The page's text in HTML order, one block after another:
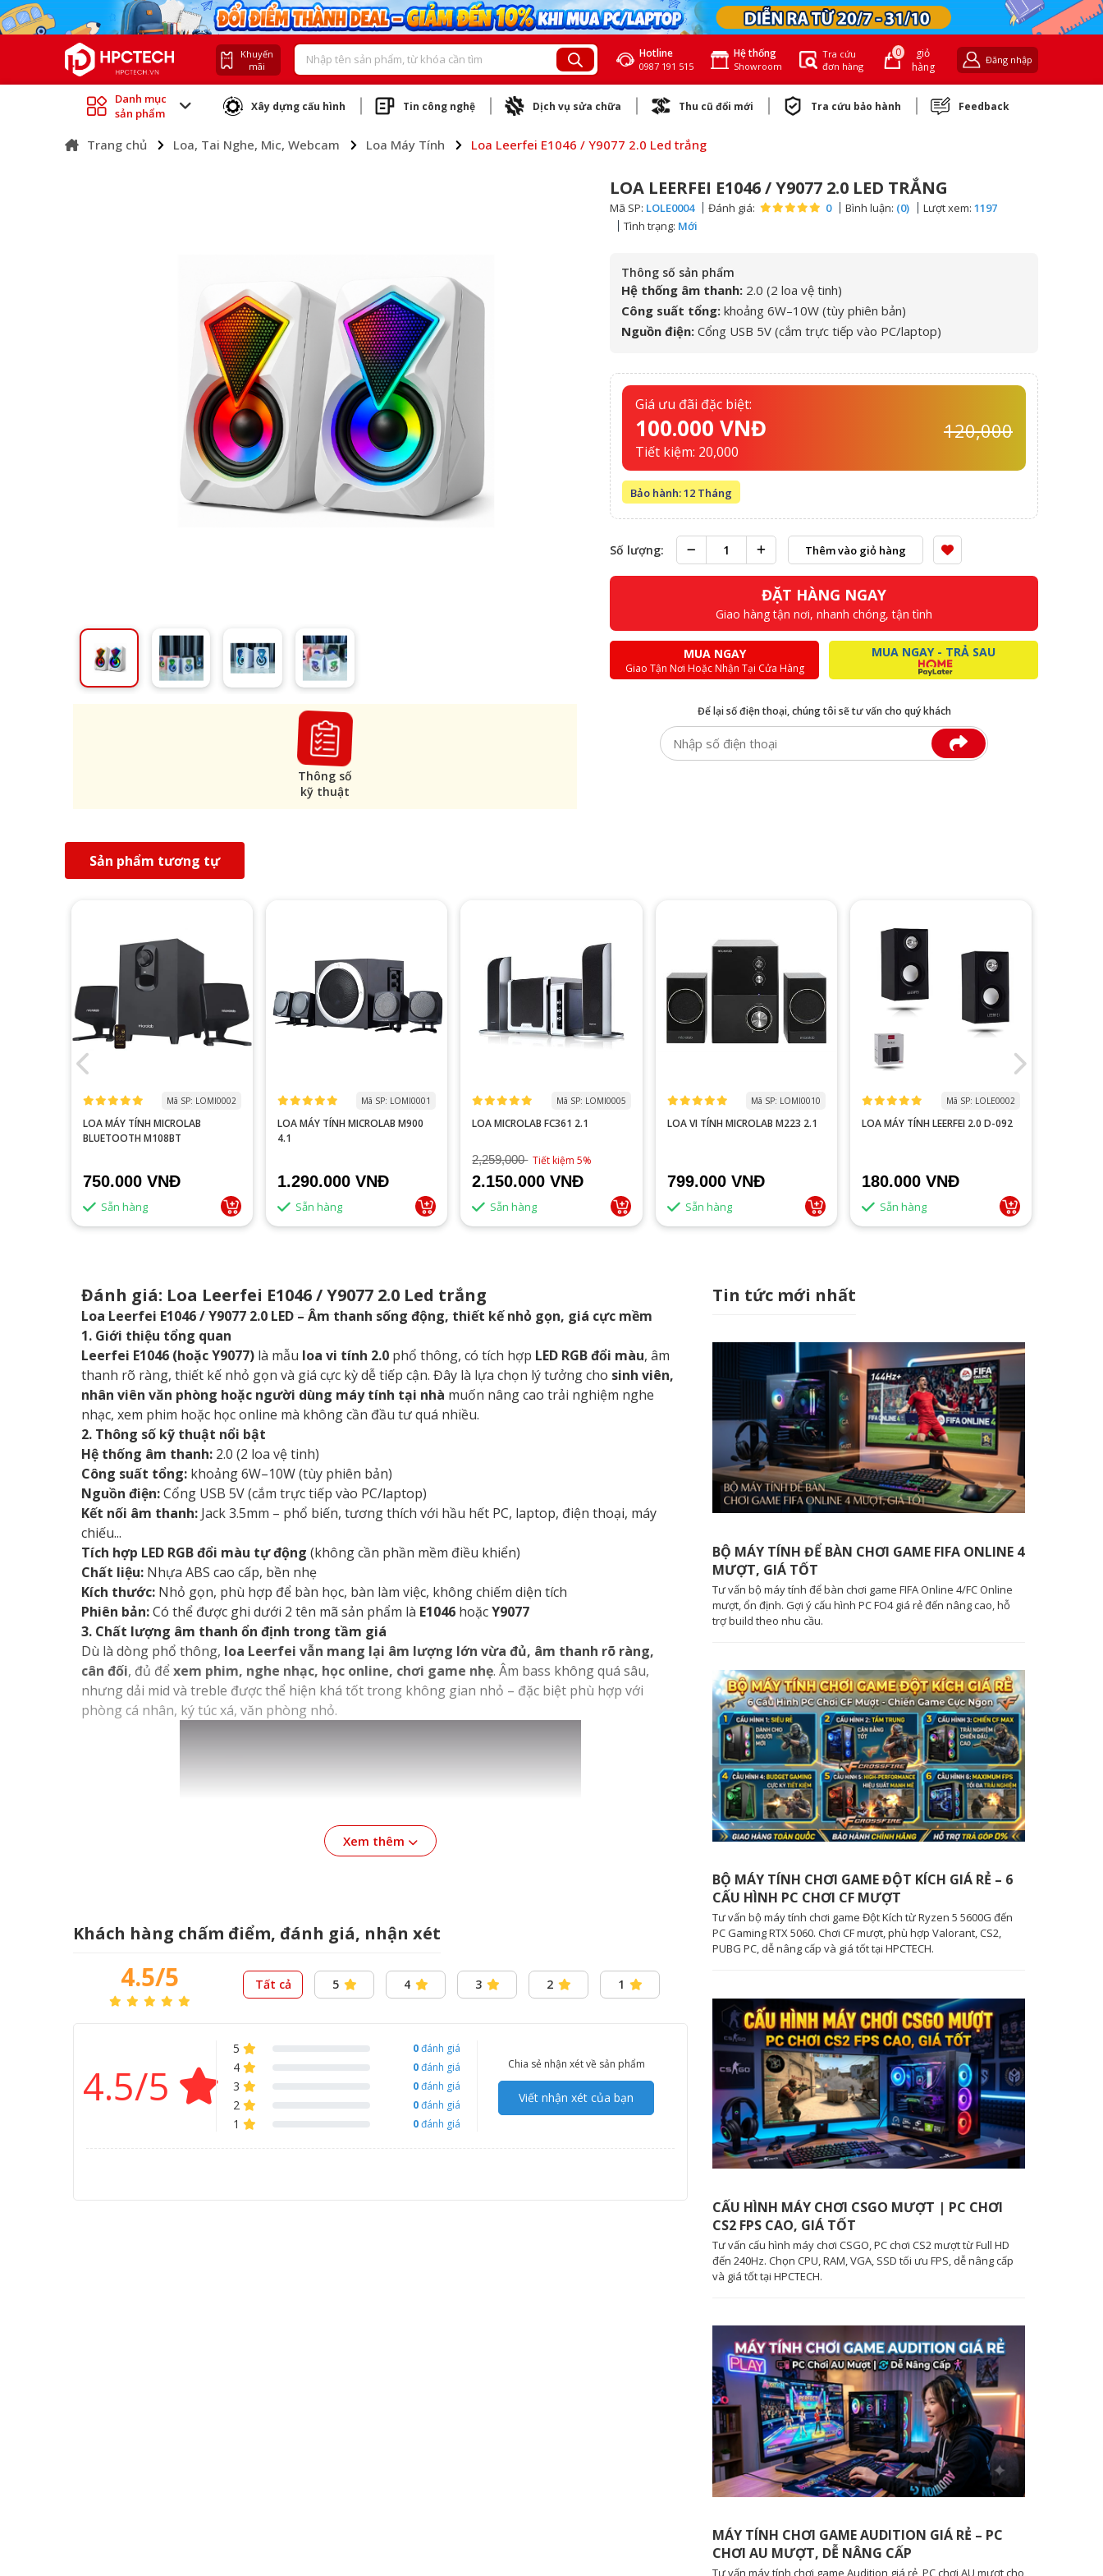
Khuyến
mãi
Hotline
0987 191 515
Hệ thống
Showroom
Tra cứu
đơn hàng
0
giỏ
hàng
Đăng nhập
Danh mục
sản phẩm
Xây dựng cấu hình Tin công nghệ Dịch vụ sửa chữa Thu cũ đổi mới Tra cứu bảo hành Feedback
Trang chủ Loa, Tai Nghe, Mic, Webcam Loa Máy Tính Loa Leerfei E1046 / Y9077 2.0 Led trắng
Thông số
kỹ thuật
LOA LEERFEI E1046 / Y9077 2.0 LED TRẮNG
Mã SP: LOLE0004 Đánh giá: 0 Bình luận: (0) Lượt xem:1197
Tình trạng: Mới
Thông số sản phẩm
Hệ thống âm thanh: 2.0 (2 loa vệ tinh)
Công suất tổng: khoảng 6W–10W (tùy phiên bản)
Nguồn điện: Cổng USB 5V (cắm trực tiếp vào PC/laptop)
Giá ưu đãi đặc biệt:
100.000 VNĐ 120,000
Tiết kiệm: 20,000
Bảo hành: 12 Tháng
Số lượng: Thêm vào giỏ hàng
ĐẶT HÀNG NGAY
Giao hàng tận nơi, nhanh chóng, tận tình
MUA NGAY
Giao Tận Nơi Hoặc Nhận Tại Cửa Hàng
MUA NGAY - TRẢ SAU
Để lại số điện thoại, chúng tôi sẽ tư vấn cho quý khách
Sản phẩm tương tự
Mã SP: LOMI0002
LOA MÁY TÍNH MICROLAB
BLUETOOTH M108BT
750.000 VNĐ
Sẵn hàng
Mã SP: LOMI0001
LOA MÁY TÍNH MICROLAB M900
4.1
1.290.000 VNĐ
Sẵn hàng
Mã SP: LOMI0005
LOA MICROLAB FC361 2.1
2,259,000 Tiết kiệm 5%
2.150.000 VNĐ
Sẵn hàng
Mã SP: LOMI0010
LOA VI TÍNH MICROLAB M223 2.1
799.000 VNĐ
Sẵn hàng
Mã SP: LOLE0002
LOA MÁY TÍNH LEERFEI 2.0 D-092
180.000 VNĐ
Sẵn hàng
Đánh giá: Loa Leerfei E1046 / Y9077 2.0 Led trắng
Loa Leerfei E1046 / Y9077 2.0 LED – Âm thanh sống động, thiết kế nhỏ gọn, giá cực mềm
1. Giới thiệu tổng quan
Leerfei E1046 (hoặc Y9077) là mẫu loa vi tính 2.0 phổ thông, có tích hợp LED RGB đổi màu, âm
thanh rõ ràng, thiết kế nhỏ gọn và giá cực kỳ dễ tiếp cận. Đây là lựa chọn lý tưởng cho sinh viên,
nhân viên văn phòng hoặc người dùng máy tính tại nhà muốn nâng cao trải nghiệm nghe
nhạc, xem phim hoặc học online mà không cần đầu tư quá nhiều.
2. Thông số kỹ thuật nổi bật
Hệ thống âm thanh: 2.0 (2 loa vệ tinh)
Công suất tổng: khoảng 6W–10W (tùy phiên bản)
Nguồn điện:Cổng USB 5V (cắm trực tiếp vào PC/laptop)
Kết nối âm thanh: Jack 3.5mm – phổ biến, tương thích với hầu hết PC, laptop, điện thoại, máy
chiếu...
Tích hợp LED RGB đổi màu tự động (không cần phần mềm điều khiển)
Chất liệu: Nhựa ABS cao cấp, bền nhẹ
Kích thước: Nhỏ gọn, phù hợp để bàn học, bàn làm việc, không chiếm diện tích
Phiên bản:Có thể được ghi dưới 2 tên mã sản phẩm là E1046 hoặcY9077
3. Chất lượng âm thanh ổn định trong tầm giá
Dù là dòng phổ thông, loa Leerfei vẫn mang lại âm lượng lớn vừa đủ, âm thanh rõ ràng,
cân đối, đủ đểxem phim, nghe nhạc, học online, chơi game nhẹ. Âm bass không quá sâu,
nhưng dải mid và treble được thể hiện khá tốt trong không gian nhỏ – đặc biệt phù hợp với
phòng cá nhân, ký túc xá, văn phòng nhỏ.
4. Hiệu ứng LED đổi màu – tạo điểm nhấn không gian
Xem thêm
Khách hàng chấm điểm, đánh giá, nhận xét
4.5/5 Tất cả 5 4 3 2 1
4.5/5
5 0đánh giá
4 0đánh giá
3 0đánh giá
2 0đánh giá
1 0đánh giá
Chia sẻ nhận xét về sản phẩm
Viết nhận xét của bạn
Tin tức mới nhất
BỘ MÁY TÍNH ĐỂ BÀN CHƠI GAME FIFA ONLINE 4
MƯỢT, GIÁ TỐT
Tư vấn bộ máy tính để bàn chơi game FIFA Online 4/FC Online
mượt, ổn định. Gợi ý cấu hình PC FO4 giá rẻ đến nâng cao, hỗ
trợ build theo nhu cầu.
BỘ MÁY TÍNH CHƠI GAME ĐỘT KÍCH GIÁ RẺ – 6
CẤU HÌNH PC CHƠI CF MƯỢT
Tư vấn bộ máy tính chơi game Đột Kích từ Ryzen 5 5600G đến
PC Gaming RTX 5060. Chơi CF mượt, phù hợp Valorant, CS2,
PUBG PC, dễ nâng cấp và giá tốt tại HPCTECH.
CẤU HÌNH MÁY CHƠI CSGO MƯỢT | PC CHƠI
CS2 FPS CAO, GIÁ TỐT
Tư vấn cấu hình máy chơi CSGO, PC chơi CS2 mượt từ Full HD
đến 240Hz. Chọn CPU, RAM, VGA, SSD tối ưu FPS, dễ nâng cấp
và giá tốt tại HPCTECH.
MÁY TÍNH CHƠI GAME AUDITION GIÁ RẺ – PC
CHƠI AU MƯỢT, DỄ NÂNG CẤP